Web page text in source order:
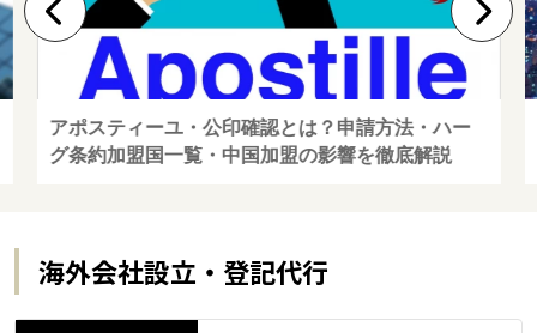
アポスティーユ・公印確認とは？申請方法・ハー
グ条約加盟国一覧・中国加盟の影響を徹底解説
海外会社設立・登記代行